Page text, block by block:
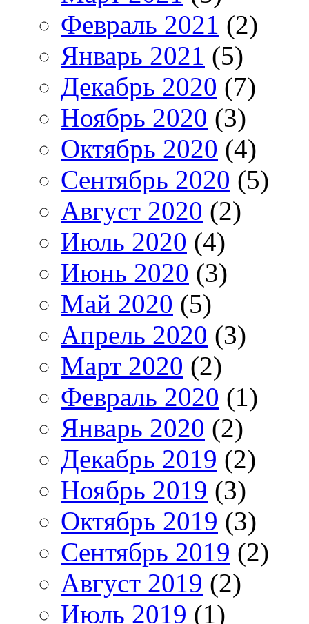
Февраль 2021 (2)
Январь 2021 (5)
Декабрь 2020 (7)
Ноябрь 2020 (3)
Октябрь 2020 (4)
Сентябрь 2020 (5)
Август 2020 (2)
Июль 2020 (4)
Июнь 2020 (3)
Май 2020 (5)
Апрель 2020 (3)
Март 2020 (2)
Февраль 2020 (1)
Январь 2020 (2)
Декабрь 2019 (2)
Ноябрь 2019 (3)
Октябрь 2019 (3)
Сентябрь 2019 (2)
Август 2019 (2)
Июль 2019 (1)